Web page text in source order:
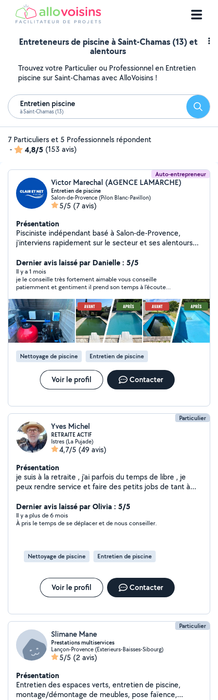
Entreteneurs de piscine à Saint-Chamas (13) et
alentours
Trouvez votre Particulier ou Professionnel en Entretien
piscine sur Saint-Chamas avec AlloVoisins !
Entretien piscine
à Saint-Chamas (13)
7 Particuliers et 5 Professionnels répondent
-
4,8/5 (153 avis)
Auto-entrepreneur
Victor Marechal (AGENCE LAMARCHE)
Entretien de piscine
Salon-de-Provence (Pilon Blanc-Pavillon)
5/5 (7 avis)
Présentation
Pisciniste indépendant basé à Salon-de-Provence,
j'interviens rapidement sur le secteur et ses alentours
: Remise en route de votre piscine Entretien régulier (à
la semaine ou quinzaine) Nettoyage complet du bassin
et du système de filtration Hivernage : vous garantir une
eau propre, saine et parfaitement équilibrée, sans
contrainte pour vous. , ́ ́, je propose un suivi personnalisé
et des prestations claires, adaptées à chaque piscine.
Au plaisir de prendre soin de votre piscine.
Dernier avis laissé par Danielle : 5/5
Il y a 1 mois
je le conseille très fortement aimable vous conseille
patiemment et gentiment il prend son temps à l'écoute
Nettoyage de piscine Entretien de piscine
Voir le profil Contacter
Particulier
Yves Michel
RETRAITE ACTIF
Istres (La Pujade)
4,7/5 (49 avis)
Présentation
je suis à la retraite , j'ai parfois du temps de libre , je
peux rendre service et faire des petits jobs de tant à
deplacer des matériaux, déplacer de l'électro ménager,
aller à la déchetterie pour vider vos encombrants, je
peux vider votre maison, garage, cave , via la
Dernier avis laissé par Olivia : 5/5
Il y a plus de 6 mois
À pris le temps de se déplacer et de nous conseiller.
Nettoyage de piscine Entretien de piscine
Voir le profil Contacter
Particulier
Slimane Mane
Prestations multiservices
Lançon-Provence (Exterieurs-Baisses-Sibourg)
5/5 (2 avis)
Présentation
Entretien des espaces verts, entretien de piscine,
montage/démontage de meubles, pose faïence,